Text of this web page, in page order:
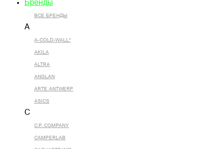
Бренды
ВСЕ БРЕНДЫ
A
A-COLD-WALL*
AKILA
ALTRA
ANGLAN
ARTE ANTWERP
ASICS
C
C.P. COMPANY
CAMPERLAB